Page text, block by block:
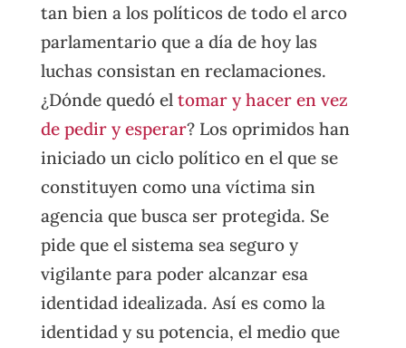
tan bien a los políticos de todo el arco
parlamentario que a día de hoy las
luchas consistan en reclamaciones.
¿Dónde quedó el tomar y hacer en vez
de pedir y esperar? Los oprimidos han
iniciado un ciclo político en el que se
constituyen como una víctima sin
agencia que busca ser protegida. Se
pide que el sistema sea seguro y
vigilante para poder alcanzar esa
identidad idealizada. Así es como la
identidad y su potencia, el medio que